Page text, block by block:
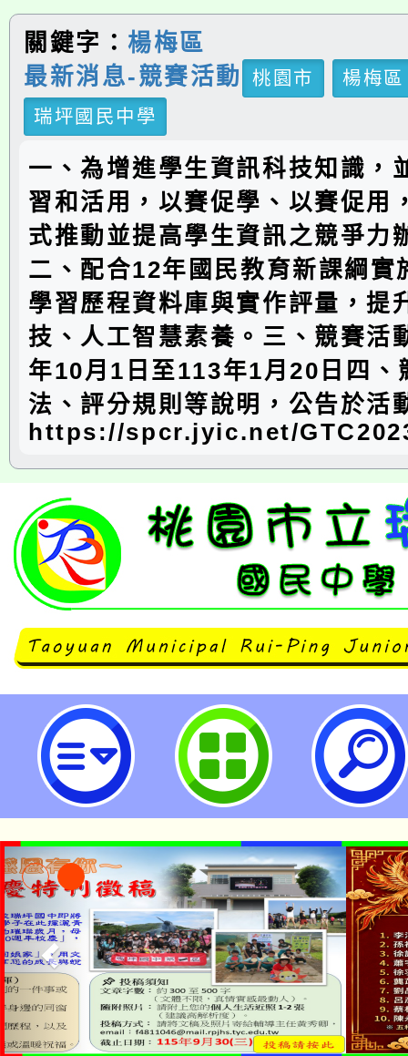
關鍵字： 楊梅區
最新消息-競賽活動
桃園市
楊梅區
瑞坪國民中學
一、為增進學生資訊科技知識，
習和活用，以賽促學、以賽促用
式推動並提高學生資訊之競爭力
二、配合12年國民教育新課綱實
學習歷程資料庫與實作評量，提
技、人工智慧素養。三、競賽活
年10月1日至113年1月20日四、
法、評分規則等說明，公告於活
https://spcr.jyic.net/
neilrpjhstyc網站設計者：徐嘉
「本色祭」8/29、30